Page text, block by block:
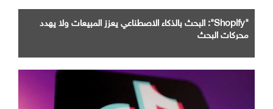
"Shopify": البحث بالذكاء الاصطناعي يعزز المبيعات ولا يهدد
محركات البحث